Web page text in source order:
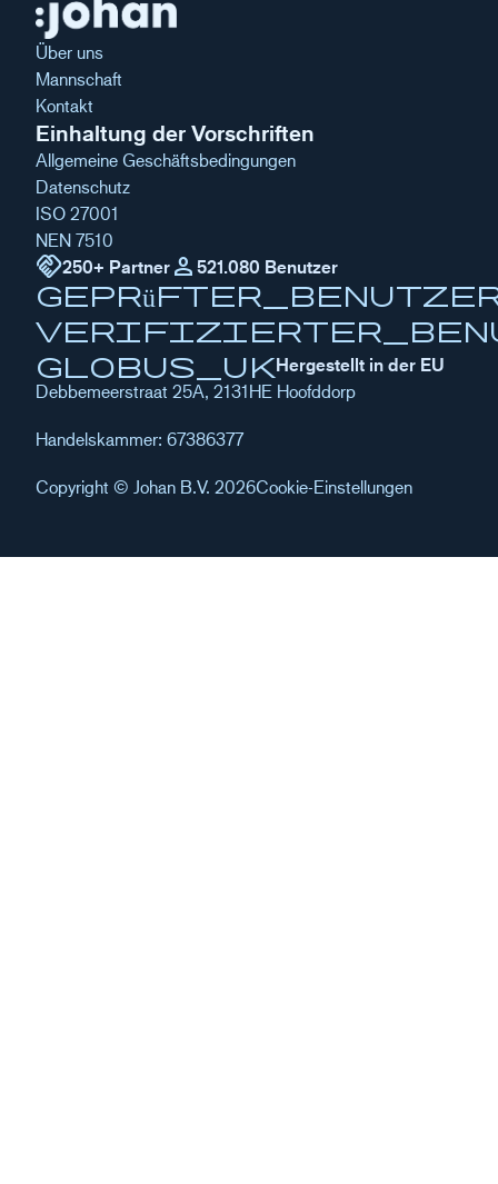
Über uns
Mannschaft
Kontakt
Einhaltung der Vorschriften
Allgemeine Geschäftsbedingungen
Datenschutz
ISO 27001
NEN 7510
handshake250+ Partner Person 521.080 Benutzer
globus_ukHergestellt in der EU
Debbemeerstraat 25A, 2131HE Hoofddorp
Handelskammer: 67386377
Copyright © Johan B.V. 2026Cookie-Einstellungen